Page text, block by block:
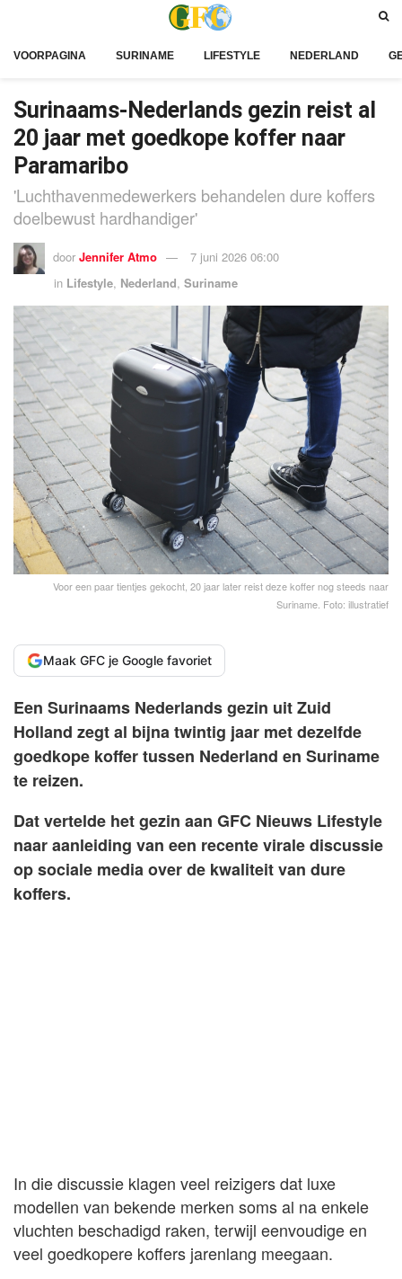
VOORPAGINA SURINAME LIFESTYLE NEDERLAND
Surinaams-Nederlands gezin reist al
20 jaar met goedkope koffer naar
Paramaribo
'Luchthavenmedewerkers behandelen dure koffers
doelbewust hardhandiger'
door Jennifer Atmo
7 juni 2026 06:00
in Lifestyle, Nederland, Suriname
Voor een paar tientjes gekocht, 20 jaar later reist deze koffer nog steeds naar
Suriname. Foto: illustratief
Maak GFC je Google favoriet
Een Surinaams Nederlands gezin uit Zuid
Holland zegt al bijna twintig jaar met dezelfde
goedkope koffer tussen Nederland en Suriname
te reizen.
Dat vertelde het gezin aan GFC Nieuws Lifestyle
naar aanleiding van een recente virale discussie
op sociale media over de kwaliteit van dure
koffers.
In die discussie klagen veel reizigers dat luxe
modellen van bekende merken soms al na enkele
vluchten beschadigd raken, terwijl eenvoudige en
veel goedkopere koffers jarenlang meegaan.